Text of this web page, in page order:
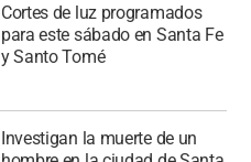
Cortes de luz programados
para este sábado en Santa Fe
y Santo Tomé
Investigan la muerte de un